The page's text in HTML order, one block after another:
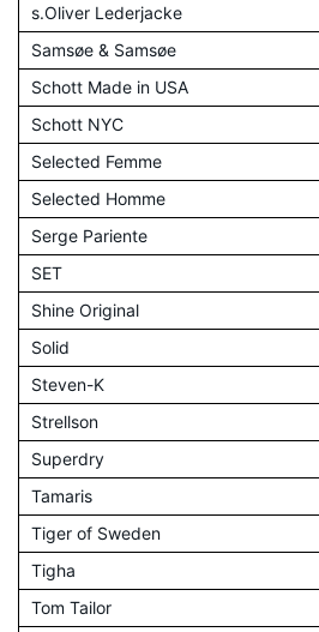
s.Oliver Lederjacke
Samsøe & Samsøe
Schott Made in USA
Schott NYC
Selected Femme
Selected Homme
Serge Pariente
SET
Shine Original
Solid
Steven-K
Strellson
Superdry
Tamaris
Tiger of Sweden
Tigha
Tom Tailor